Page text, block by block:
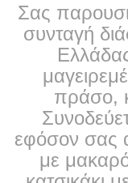
Σας
συνταγή
πράσο,
εφόσον σας
με